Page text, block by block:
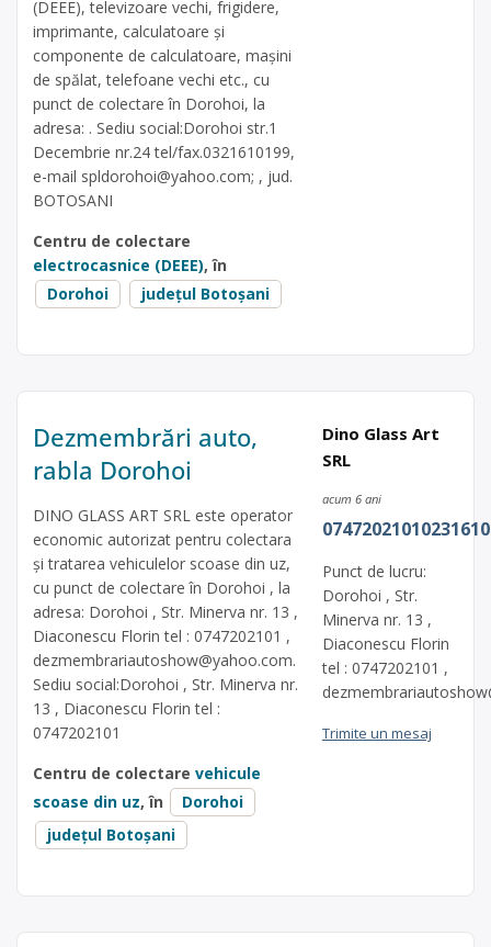
(DEEE), televizoare vechi, frigidere,
imprimante, calculatoare și
componente de calculatoare, mașini
de spălat, telefoane vechi etc., cu
punct de colectare în Dorohoi, la
adresa: . Sediu social:Dorohoi str.1
Decembrie nr.24 tel/fax.0321610199,
e-mail spldorohoi@yahoo.com; , jud.
BOTOSANI
Centru de colectare
electrocasnice (DEEE), în
Dorohoi
județul Botoșani
Dezmembrări auto,
rabla Dorohoi
DINO GLASS ART SRL este operator
economic autorizat pentru colectara
și tratarea vehiculelor scoase din uz,
cu punct de colectare în Dorohoi , la
adresa: Dorohoi , Str. Minerva nr. 13 ,
Diaconescu Florin tel : 0747202101 ,
dezmembrariautoshow@yahoo.com.
Sediu social:Dorohoi , Str. Minerva nr.
13 , Diaconescu Florin tel :
0747202101
Centru de colectare vehicule
scoase din uz, în
Dorohoi
județul Botoșani
Dino Glass Art
SRL
acum 6 ani
Punct de lucru:
Dorohoi , Str.
Minerva nr. 13 ,
Diaconescu Florin
tel : 0747202101 ,
Trimite un mesaj